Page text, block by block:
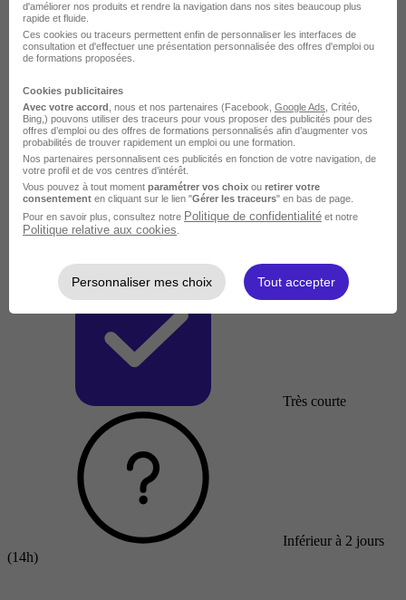
Très courte
Inférieur à 2 jours
(14h)
d'améliorer nos produits et rendre la navigation dans nos sites beaucoup plus
rapide et fluide.
Ces cookies ou traceurs permettent enfin de personnaliser les interfaces de
consultation et d'effectuer une présentation personnalisée des offres d'emploi ou
de formations proposées.
Cookies publicitaires
Avec votre accord , nous et nos partenaires (Facebook, Google Ads , Critéo,
Bing,) pouvons utiliser des traceurs pour vous proposer des publicités pour des
offres d’emploi ou des offres de formations personnalisés afin d’augmenter vos
probabilités de trouver rapidement un emploi ou une formation.
Nos partenaires personnalisent ces publicités en fonction de votre navigation, de
votre profil et de vos centres d’intérêt.
Vous pouvez à tout moment paramétrer vos choix ou retirer votre
consentement en cliquant sur le lien "Gérer les traceurs" en bas de page.
Pour en savoir plus, consultez notre Politique de confidentialité et notre
Politique relative aux cookies
Personnaliser mes choix Tout accepter